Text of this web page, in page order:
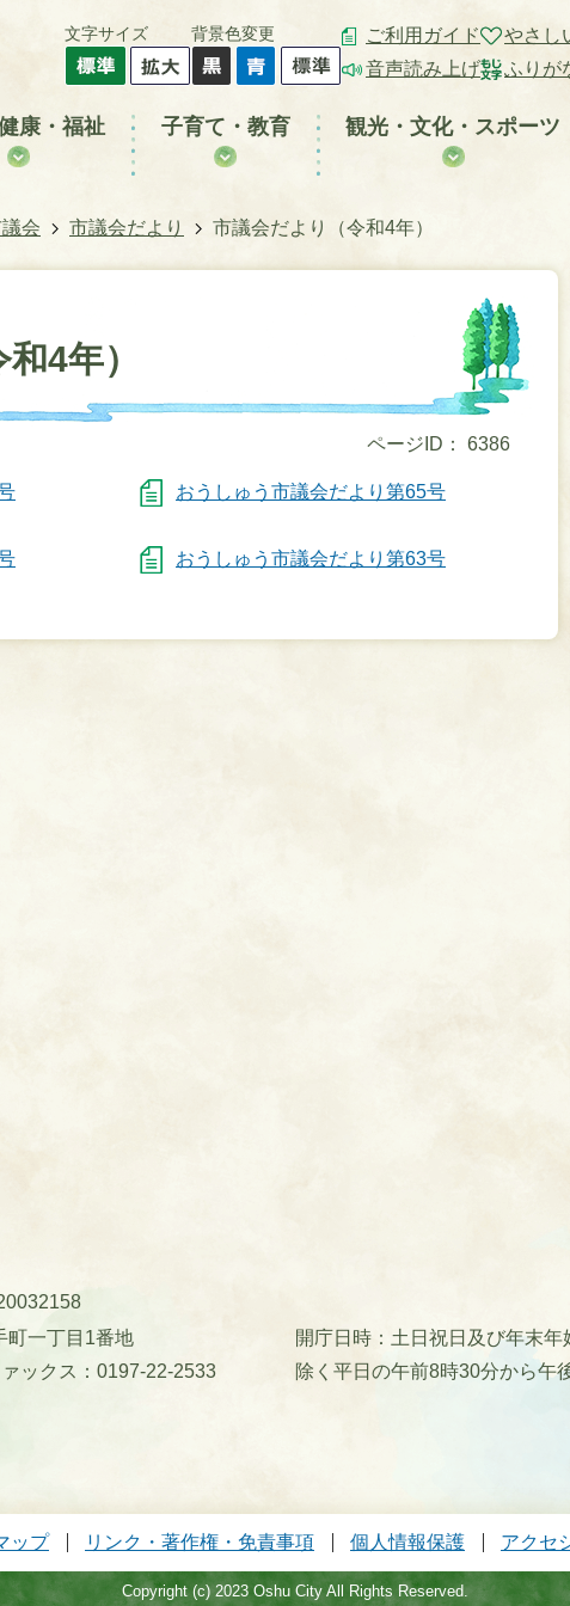
文字サイズ 背景色変更
ご利用ガイド
音声読み上げ
やさし
ふりが
康・福祉 子育て・教育 観光・文化・スポーツ
会 市議会だより 市議会だより（令和4年）
4年）
ページID： 6386
おうしゅう市議会だより第65号
おうしゅう市議会だより第63号
一丁目1番地
ックス：0197-22-2533
開庁日時：土日祝日及び年末
除く平日の午前8時30分から午
ップ リンク・著作権・免責事項 個人情報保護 アクセ
Copyright (c) 2023 Oshu City All Rights Reserved.